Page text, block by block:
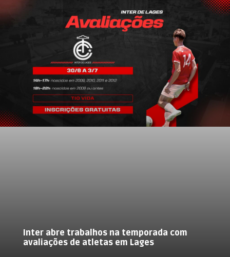
Inter abre trabalhos na temporada com
avaliações de atletas em Lages